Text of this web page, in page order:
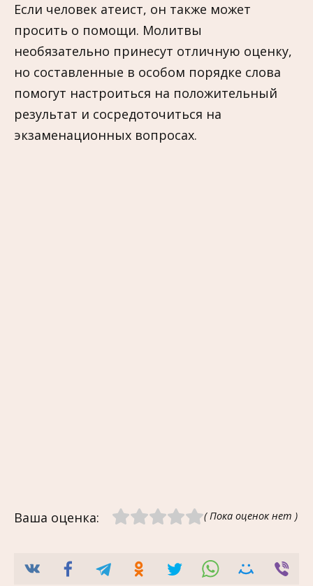
Если человек атеист, он также может
просить о помощи. Молитвы
необязательно принесут отличную оценку,
но составленные в особом порядке слова
помогут настроиться на положительный
результат и сосредоточиться на
экзаменационных вопросах.
Ваша оценка: ( Пока оценок нет )